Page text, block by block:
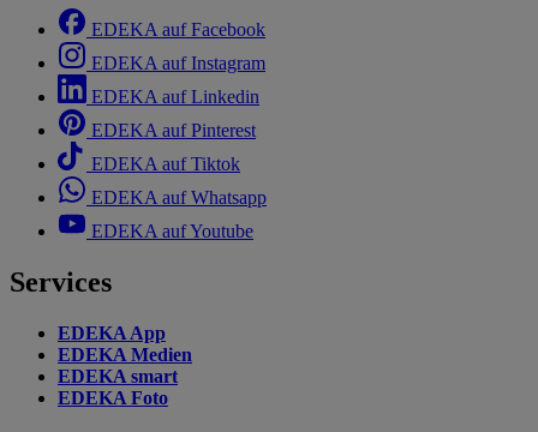
EDEKA auf Facebook
EDEKA auf Instagram
EDEKA auf Linkedin
EDEKA auf Pinterest
EDEKA auf Tiktok
EDEKA auf Whatsapp
EDEKA auf Youtube
Services
EDEKA App
EDEKA Medien
EDEKA smart
EDEKA Foto